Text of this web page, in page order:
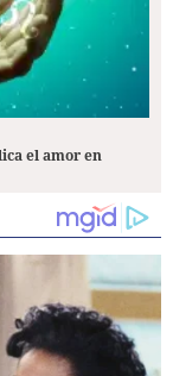
el amor en